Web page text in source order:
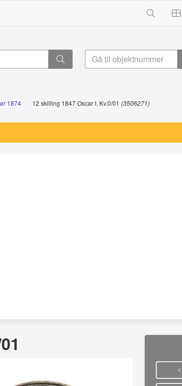
1874 12 skilling 1847 Oscar I. Kv.0/01 (3506271)